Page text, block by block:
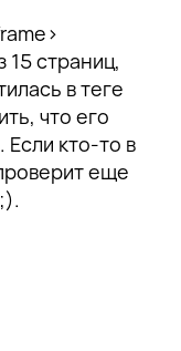
15 страниц,
в теге
что его
кто-то в
еще